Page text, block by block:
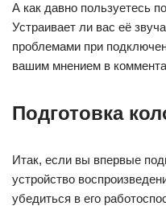
А как давно пользуетесь
Устраивает ли вас её
проблемами при
вашим мнением в
Подготовка
Итак, если вы впервые
устройство
убедиться в его